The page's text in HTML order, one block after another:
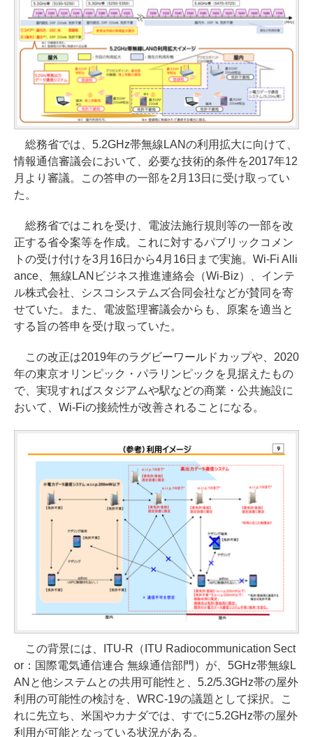
総務省では、5.2GHz帯無線LANの利用拡大に向けて、
情報通信審議会において、必要な技術的条件を2017年12
月より審議。この答申の一部を2月13日に受け取ってい
た。
総務省ではこれを受け、電波法施行規則等の一部を改
正する省令案等を作成。これに対するパブリックコメン
トの受け付けを3月16日から4月16日まで実施。Wi-Fi Alli
ance、無線LANビジネス推進連絡会（Wi-Biz）、インテ
ル株式会社、シスコシステムズ合同会社などが賛同を寄
せていた。また、電波監理審議会からも、原案を適当と
する旨の答申を受け取っていた。
この改正は2019年のラグビーワールドカップや、2020
年の東京オリンピック・パラリンピックを見据えたもの
で、実現すればスタジアムや駅などの商業・公共施設に
おいて、Wi-Fiの接続性が改善されることになる。
この背景には、ITU-R（ITU Radiocommunication Sect
or：国際電気通信連合 無線通信部門）が、5GHz帯無線L
ANと他システムとの共用可能性と、5.2/5.3GHz帯の屋外
利用の可能性の検討を、WRC-19の議題として採択。こ
れに先立ち、米国やカナダでは、すでに5.2GHz帯の屋外
利用が可能となっている状況がある。